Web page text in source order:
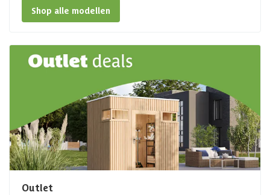
Shop alle modellen
Outlet